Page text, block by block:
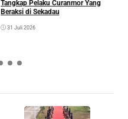
Tangkap Pelaku Curanmor Yang
Beraksi di Sekadau
31 Juli 2026